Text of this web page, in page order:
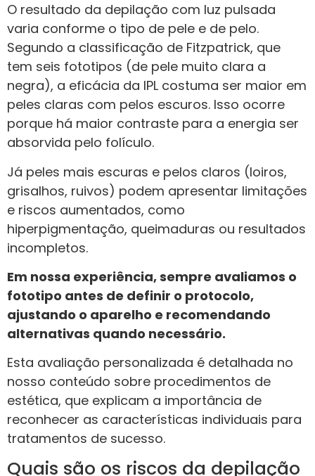
O resultado da depilação com luz pulsada
varia conforme o tipo de pele e de pelo.
Segundo a classificação de Fitzpatrick, que
tem seis fototipos (de pele muito clara a
negra), a eficácia da IPL costuma ser maior em
peles claras com pelos escuros. Isso ocorre
porque há maior contraste para a energia ser
absorvida pelo folículo.
Já peles mais escuras e pelos claros (loiros,
grisalhos, ruivos) podem apresentar limitações
e riscos aumentados, como
hiperpigmentação, queimaduras ou resultados
incompletos.
Em nossa experiência, sempre avaliamos o
fototipo antes de definir o protocolo,
ajustando o aparelho e recomendando
alternativas quando necessário.
Esta avaliação personalizada é detalhada no
nosso conteúdo sobre procedimentos de
estética, que explicam a importância de
reconhecer as características individuais para
tratamentos de sucesso.
Quais são os riscos da depilação